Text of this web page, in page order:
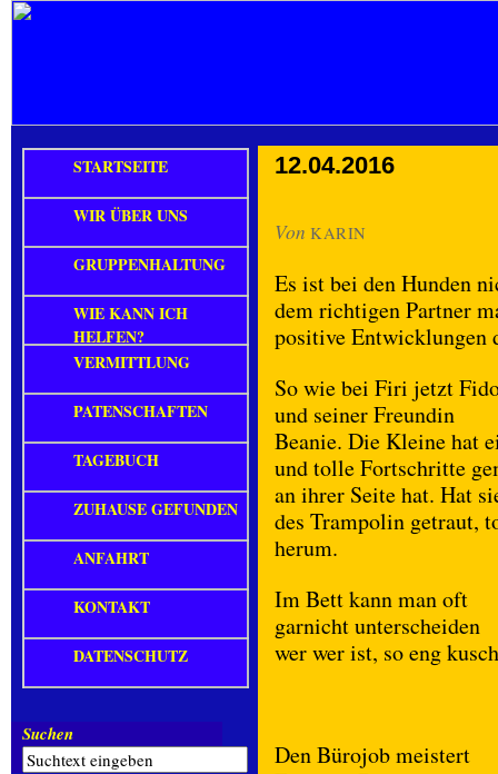
12.04.2016
Von KARIN
Es ist bei den Hunden
dem richtigen Partner
positive Entwicklungen
So wie bei Firi jetzt
und seiner Freundin
Beanie. Die Kleine hat
und tolle Fortschritte
an ihrer Seite hat. Hat
des Trampolin getraut,
herum.
Im Bett kann man oft
garnicht unterscheiden
wer wer ist, so eng
Den Bürojob meistert
STARTSEITE
WIR ÜBER UNS
GRUPPENHALTUNG
WIE KANN ICH
HELFEN?
VERMITTLUNG
PATENSCHAFTEN
TAGEBUCH
ZUHAUSE GEFUNDEN
ANFAHRT
KONTAKT
DATENSCHUTZ
Suchen